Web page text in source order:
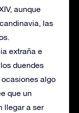
aunque
las
extraña e
duendes
algo
que un
llegar a ser